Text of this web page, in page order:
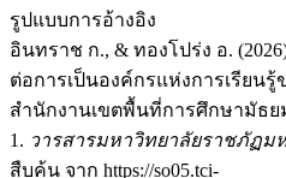
รูปแบบการอ้างอิง
อินทราช ก., & ทองโปร่ง อ.
ต่อการเป็นองค์กรแห่งการเรียน
สำนักงานเขตพื้นที่การศึกษามัธ
1. วารสารมหาวิทยาลัยราชภัฏม
สืบค้น จาก https://so05.tci-